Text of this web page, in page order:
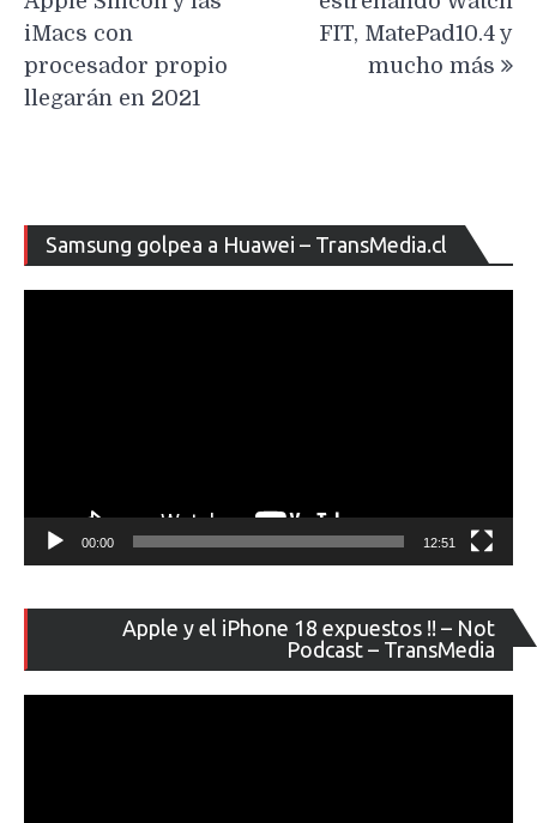
iMacs con
procesador propio
llegarán en 2021
FIT, MatePad10.4 y
mucho más
Samsung golpea a Huawei – TransMedia.cl
de
00:00 12:51
Apple y el iPhone 18 expuestos !! – Not
Podcast – TransMedia
de